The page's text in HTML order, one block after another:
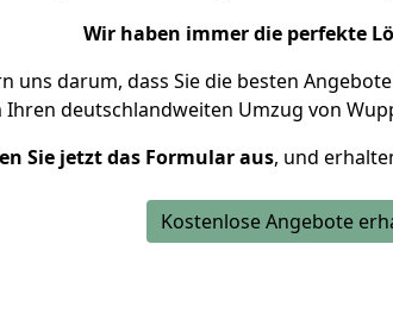
Wir haben immer die perfekte
uns darum, dass Sie die besten
Ihren deutschlandweiten Umzug von
Sie jetzt das Formular aus, und
Kostenlose Angebote